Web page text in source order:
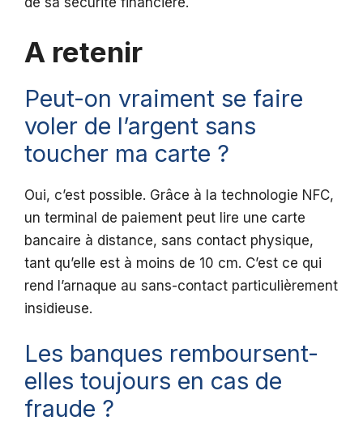
A retenir
Peut-on vraiment se faire
voler de l’argent sans
toucher ma carte ?
Oui, c’est possible. Grâce à la technologie NFC,
un terminal de paiement peut lire une carte
bancaire à distance, sans contact physique,
tant qu’elle est à moins de 10 cm. C’est ce qui
rend l’arnaque au sans-contact particulièrement
insidieuse.
Les banques remboursent-
elles toujours en cas de
fraude ?